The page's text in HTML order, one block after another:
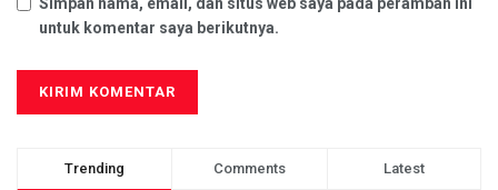
untuk komentar saya berikutnya.
Trending Comments Latest